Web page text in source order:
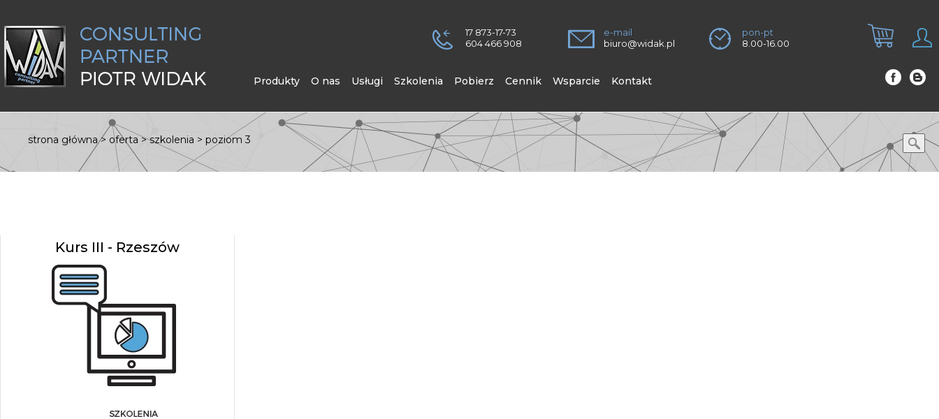
17 873-17-73
604 466 908
e-mail
biuro@widak.pl
pon-pt
8.00-16.00
Produkty O nas Usługi Szkolenia Pobierz Cennik Wsparcie Kontakt
strona główna> oferta>szkolenia > poziom 3
Kurs III - Rzeszów